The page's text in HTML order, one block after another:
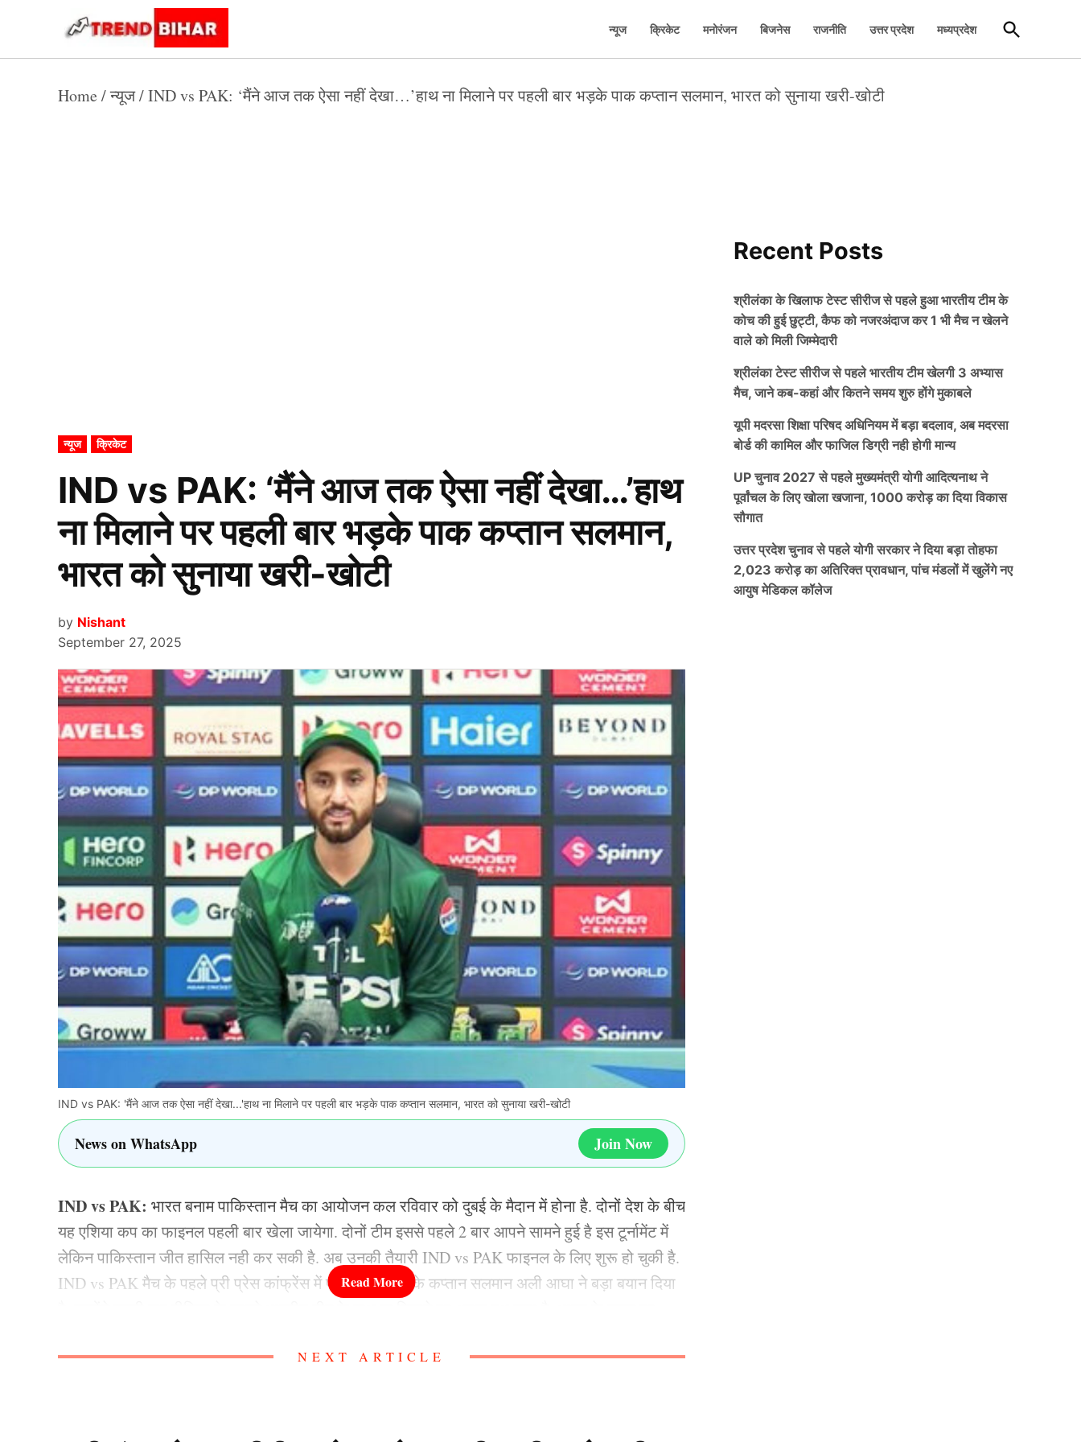
content
Bihar
न्यूज क्रिकेट मनोरंजन बिजनेस राजनीति उत्तर प्रदेश मध्यप्रदेश
Open
Search
Home /न्यूज/IND vs PAK: ‘मैंने आज तक ऐसा नहीं देखा…’हाथ ना मिलाने पर पहली बार भड़के पाक कप्तान सलमान, भारत को सुनाया खरी-खोटी
POSTED
IN
न्यूज क्रिकेट
IND vs PAK: ‘मैंने आज तक ऐसा नहीं देखा…’हाथ
ना मिलाने पर पहली बार भड़के पाक कप्तान सलमान,
भारत को सुनाया खरी-खोटी
by Nishant
September 27, 2025
IND vs PAK: 'मैंने आज तक ऐसा नहीं देखा...'हाथ ना मिलाने पर पहली बार भड़के पाक कप्तान सलमान, भारत को सुनाया खरी-खोटी
News on WhatsApp Join Now
IND vs PAK: भारत बनाम पाकिस्तान मैच का आयोजन कल रविवार को दुबई के मैदान में होना है. दोनों देश के बीच
यह एशिया कप का फाइनल पहली बार खेला जायेगा. दोनों टीम इससे पहले 2 बार आपने सामने हुई है इस टूर्नामेंट में
लेकिन पाकिस्तान जीत हासिल नही कर सकी है. अब उनकी तैयारी IND vs PAK फाइनल के लिए शुरू हो चुकी है.
IND vs PAK मैच के पहले प्री प्रेस कांफ्रेंस में पाकिस्तान टीम के कप्तान सलमान अली आघा ने बड़ा बयान दिया
NEXT ARTICLE
Recent Posts
श्रीलंका के खिलाफ टेस्ट सीरीज से पहले हुआ भारतीय टीम के
कोच की हुई छुट्टी, कैफ को नजरअंदाज कर 1 भी मैच न खेलने
वाले को मिली जिम्मेदारी
श्रीलंका टेस्ट सीरीज से पहले भारतीय टीम खेलगी 3 अभ्यास
मैच, जाने कब-कहां और कितने समय शुरु होंगे मुकाबले
यूपी मदरसा शिक्षा परिषद अधिनियम में बड़ा बदलाव, अब मदरसा
बोर्ड की कामिल और फाजिल डिग्री नही होगी मान्य
UP चुनाव 2027 से पहले मुख्यमंत्री योगी आदित्यनाथ ने
पूर्वांचल के लिए खोला खजाना, 1000 करोड़ का दिया विकास
सौगात
उत्तर प्रदेश चुनाव से पहले योगी सरकार ने दिया बड़ा तोहफा
2,023 करोड़ का अतिरिक्त प्रावधान, पांच मंडलों में खुलेंगे नए
आयुष मेडिकल कॉलेज